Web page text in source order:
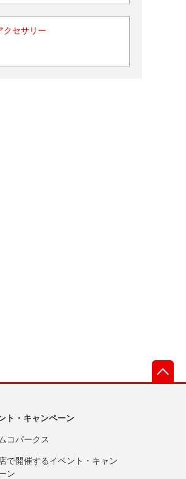
クセサリー
ト・キャンペーン
コパークス
で開催するイベント・キャン
ン